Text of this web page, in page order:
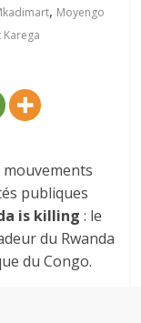
, Moyengo
Karega
mouvements
publiques
is killing : le
du Rwanda
du Congo.